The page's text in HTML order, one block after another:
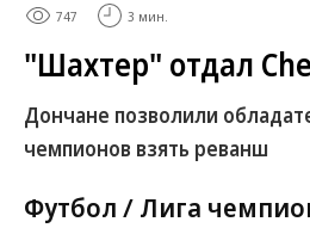
747 3 мин.
"Шахтер" отдал
Дончане позволили
чемпионов взять реванш
Футбол / Лига